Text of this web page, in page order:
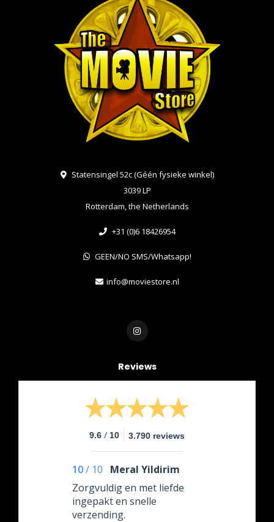
Statensingel 52c (Géén fysieke winkel)
3039 LP
Rotterdam, the Netherlands
+31 (0)6 18426954
GEEN/NO SMS/Whatsapp!
info@moviestore.nl
Reviews
9.6 / 10 3.790 reviews
10/ 10
Meral Yildirim
Zorgvuldig en met liefde
ingepakt en snelle
verzending.